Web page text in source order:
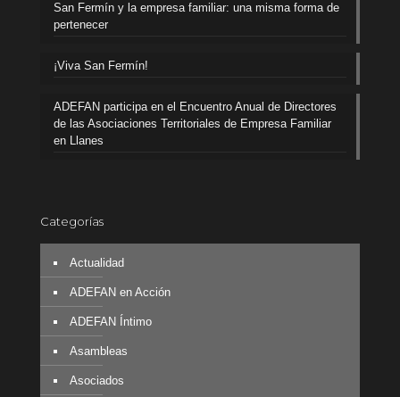
San Fermín y la empresa familiar: una misma forma de
pertenecer
¡Viva San Fermín!
ADEFAN participa en el Encuentro Anual de Directores
de las Asociaciones Territoriales de Empresa Familiar
en Llanes
Categorías
Actualidad
ADEFAN en Acción
ADEFAN Íntimo
Asambleas
Asociados